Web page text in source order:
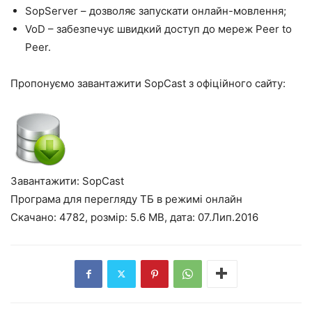
SopServer – дозволяє запускати онлайн-мовлення;
VoD – забезпечує швидкий доступ до мереж Peer to
Peer.
Пропонуємо завантажити SopCast з офіційного сайту:
Завантажити: SopCast
Програма для перегляду ТБ в режимі онлайн
Скачано: 4782, розмір: 5.6 MB, дата: 07.Лип.2016